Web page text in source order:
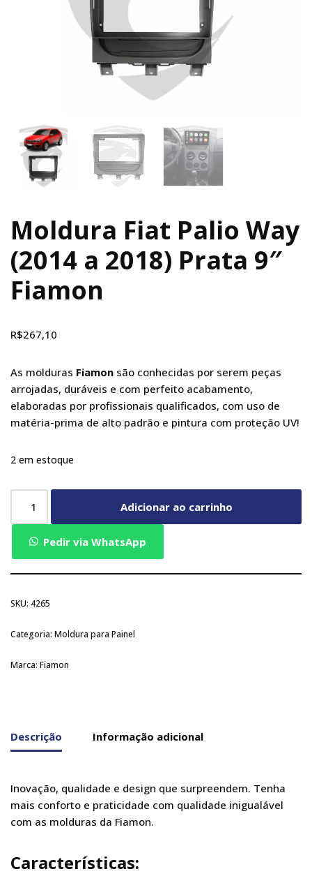
Moldura Fiat Palio Way
(2014 a 2018) Prata 9″
Fiamon
R$267,10
As molduras Fiamon são conhecidas por serem peças
arrojadas, duráveis e com perfeito acabamento,
elaboradas por profissionais qualificados, com uso de
matéria-prima de alto padrão e pintura com proteção UV!
2 em estoque
Adicionar ao carrinho
Pedir via WhatsApp
SKU: 4265
Categoria: Moldura para Painel
Marca: Fiamon
Descrição Informação adicional
Inovação, qualidade e design que surpreendem. Tenha
mais conforto e praticidade com qualidade inigualável
com as molduras da Fiamon.
Características: